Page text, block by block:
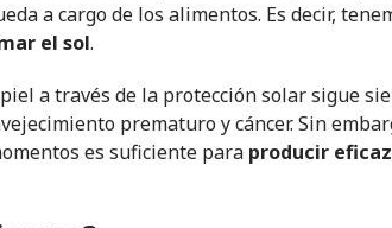
a cargo de los alimentos. Es decir,
el sol.
a través de la protección solar sigue
prematuro y cáncer. Sin
es suficiente para producir